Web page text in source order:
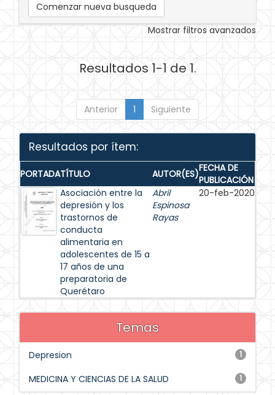
Comenzar nueva busqueda
Mostrar filtros avanzados
Resultados 1-1 de 1.
Anterior 1 Siguiente
Resultados por ítem:
PORTADATÍTULO AUTOR(ES)FECHA DE
PUBLICACIÓN
Asociación entre la
depresión y los
trastornos de
conducta
alimentaria en
adolescentes de 15 a
17 años de una
preparatoria de
Querétaro
Abril
Espinosa
Rayas
20-feb-2020
Temas
1
Depresion
1
MEDICINA Y CIENCIAS DE LA SALUD